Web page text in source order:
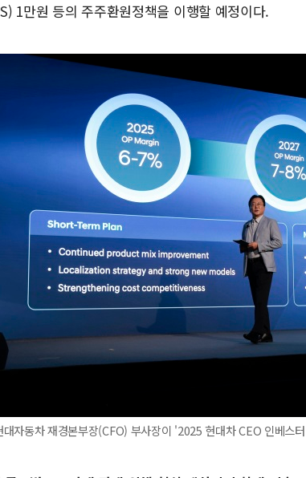
1만원 등의 주주환원정책을 이행할 예정이다.
대자동차 재경본부장(CFO) 부사장이 '2025 현대차 CEO 인베스